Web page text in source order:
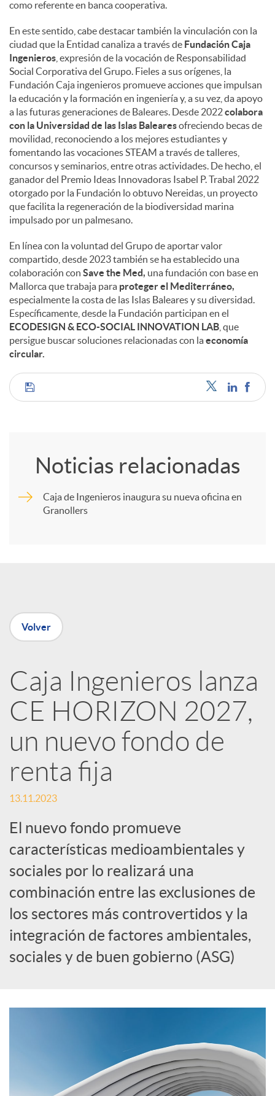
como referente en banca cooperativa.
En este sentido, cabe destacar también la vinculación con la
ciudad que la Entidad canaliza a través de Fundación Caja
Ingenieros , expresión de la vocación de Responsabilidad
Social Corporativa del Grupo. Fieles a sus orígenes, la
Fundación Caja ingenieros promueve acciones que impulsan
la educación y la formación en ingeniería y, a su vez, da apoyo
a las futuras generaciones de Baleares. Desde 2022colabora
con la Universidad de las Islas Balearesofreciendo becas de
movilidad, reconociendo a los mejores estudiantes y
fomentando las vocaciones STEAM a través de talleres,
concursos y seminarios, entre otras actividades. De hecho, el
ganador del Premio Ideas Innovadoras Isabel P. Trabal 2022
otorgado por la Fundación lo obtuvo Nereidas, un proyecto
que facilita la regeneración de la biodiversidad marina
impulsado por un palmesano.
En línea con la voluntad del Grupo de aportar valor
compartido, desde 2023 también se ha establecido una
colaboración con Save the Med, una fundación con base en
Mallorca que trabaja para proteger el Mediterráneo,
especialmente la costa de las Islas Baleares y su diversidad.
Específicamente, desde la Fundación participan en el
ECODESIGN & ECO-SOCIAL INNOVATION LAB , que
persigue buscar soluciones relacionadas con laeconomía
circular.
C
m
t
i
r
e
n
R
e
d
e
Noticias relacionadas
Caja de Ingenieros inaugura su nueva oficina en
Granollers
Volver
Caja Ingenieros lanza
CE HORIZON 2027,
un nuevo fondo de
renta fija
13.11.2023
El nuevo fondo promueve
características medioambientales y
sociales por lo realizará una
combinación entre las exclusiones de
los sectores más controvertidos y la
integración de factores ambientales,
sociales y de buen gobierno (ASG)